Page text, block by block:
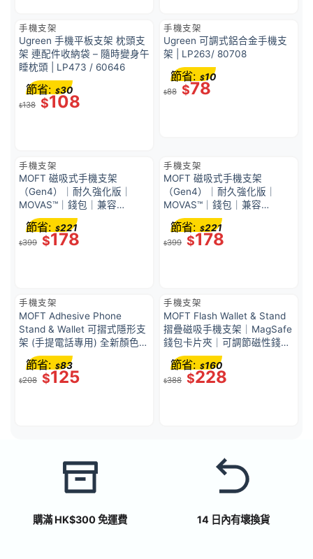
手機支架
Ugreen 手機平板支架 枕頭支
架 連配件收納袋 – 隨時變身午
睡枕頭 | LP473 / 60646
$138 $108
節省: $30
手機支架
Ugreen 可調式鋁合金手機支
架 | LP263/ 80708
$88 $78
節省: $10
手機支架
MOFT 磁吸式手機支架
（Gen4）｜耐久強化版｜
MOVAS™｜錢包｜兼容
MagSafe 功能｜海灘白
$399 $178
節省: $221
手機支架
MOFT 磁吸式手機支架
（Gen4）｜耐久強化版｜
MOVAS™｜錢包｜兼容
MagSafe 功能｜海軍藍
$399 $178
節省: $221
手機支架
MOFT Adhesive Phone
Stand & Wallet 可摺式隱形支
架 (手提電話專用) 全新顏色
黑深綠色
$208 $125
節省: $83
手機支架
MOFT Flash Wallet & Stand
摺疊磁吸手機支架｜MagSafe
錢包卡片夾｜可調節磁性錢包
支架｜2 個卡夾｜MS025 風
藍色
$388 $228
節省: $160
購滿 HK$300 免運費 14 日內有壞換貨